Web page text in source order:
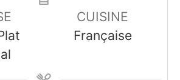
CUISINE
Française